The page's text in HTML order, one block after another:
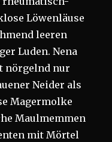
Löwenläuse
leeren
Luden. Nena
nörgelnd nur
Neider als
Magermolke
Maulmemmen
mit Mörtel